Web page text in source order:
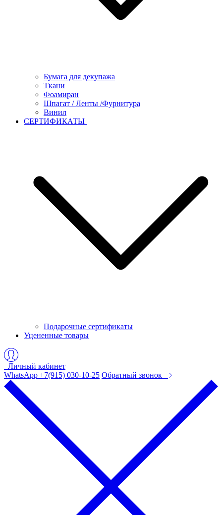
Бумага для декупажа
Ткани
Фоамиран
Шпагат / Ленты /Фурнитура
Винил
СЕРТИФИКАТЫ
Подарочные сертификаты
Уцененные товары
Личный кабинет
WhatsApp +7(915) 030-10-25 Обратный звонок